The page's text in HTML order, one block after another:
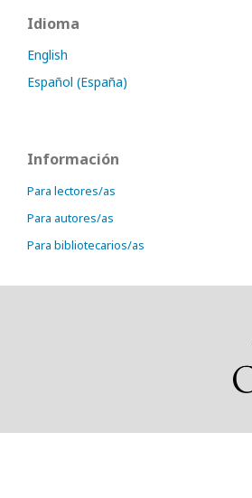
Idioma
English
Español (España)
Información
Para lectores/as
Para autores/as
Para bibliotecarios/as